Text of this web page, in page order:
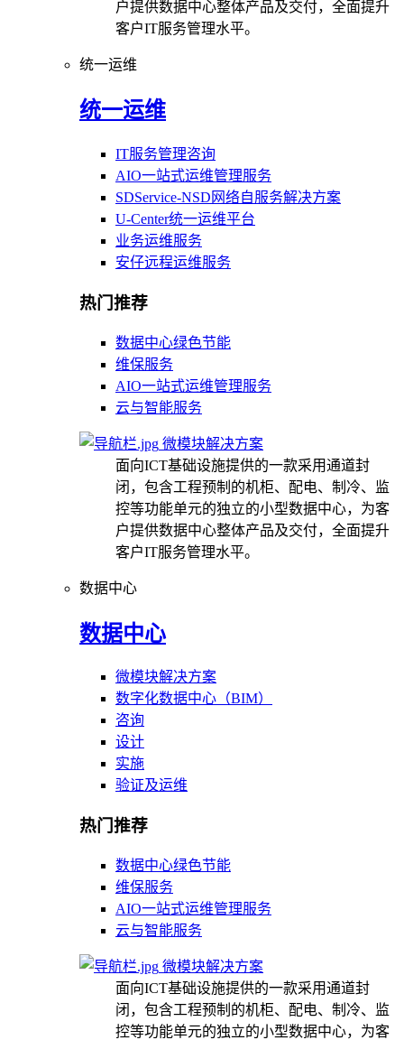
户提供数据中心整体产品及交付，全面提升
客户IT服务管理水平。
统一运维
统一运维
IT服务管理咨询
AIO一站式运维管理服务
SDService-NSD网络自服务解决方案
U-Center统一运维平台
业务运维服务
安仔远程运维服务
热门推荐
数据中心绿色节能
维保服务
AIO一站式运维管理服务
云与智能服务
微模块解决方案
面向ICT基础设施提供的一款采用通道封
闭，包含工程预制的机柜、配电、制冷、监
控等功能单元的独立的小型数据中心，为客
户提供数据中心整体产品及交付，全面提升
客户IT服务管理水平。
数据中心
数据中心
微模块解决方案
数字化数据中心（BIM）
咨询
设计
实施
验证及运维
热门推荐
数据中心绿色节能
维保服务
AIO一站式运维管理服务
云与智能服务
微模块解决方案
面向ICT基础设施提供的一款采用通道封
闭，包含工程预制的机柜、配电、制冷、监
控等功能单元的独立的小型数据中心，为客